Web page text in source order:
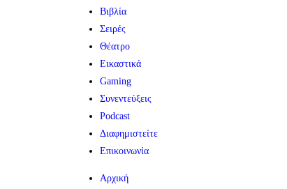
Βιβλία
Σειρές
Θέατρο
Εικαστικά
Gaming
Συνεντεύξεις
Podcast
Διαφημιστείτε
Επικοινωνία
Αρχική